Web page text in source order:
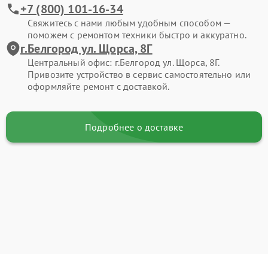
+7 (800) 101-16-34
Свяжитесь с нами любым удобным способом —
поможем с ремонтом техники быстро и аккуратно.
г.Белгород ул. Щорса, 8Г
Центральный офис: г.Белгород ул. Щорса, 8Г.
Привозите устройство в сервис самостоятельно или
оформляйте ремонт с доставкой.
Подробнее о доставке